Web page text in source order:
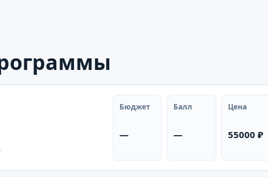
Бюджет
—
Балл
—
Цена
55000 ₽